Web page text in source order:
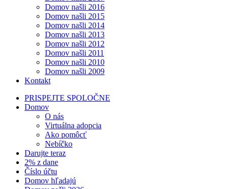
Domov našli 2016
Domov našli 2015
Domov našli 2014
Domov našli 2013
Domov našli 2012
Domov našli 2011
Domov našli 2010
Domov našli 2009
Kontakt
PRISPEJTE SPOLOČNE
Domov
O nás
Virtuálna adopcia
Ako pomôcť
Nebíčko
Darujte teraz
2% z dane
Číslo účtu
Domov hľadajú